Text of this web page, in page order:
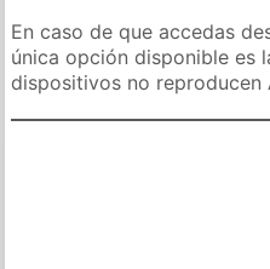
En caso de que accedas
única opción disponible es
dispositivos no reproducen